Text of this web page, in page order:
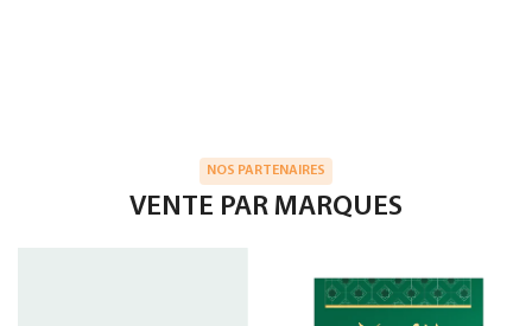
NOS PARTENAIRES
VENTE PAR MARQUES